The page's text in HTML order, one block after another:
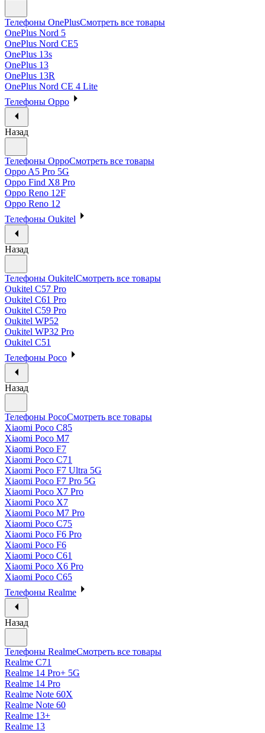
Телефоны OnePlusСмотреть все товары
OnePlus Nord 5
OnePlus Nord CE5
OnePlus 13s
OnePlus 13
OnePlus 13R
OnePlus Nord CE 4 Lite
Телефоны Oppo
Назад
Телефоны OppoСмотреть все товары
Oppo A5 Pro 5G
Oppo Find X8 Pro
Oppo Reno 12F
Oppo Reno 12
Телефоны Oukitel
Назад
Телефоны OukitelСмотреть все товары
Oukitel C57 Pro
Oukitel C61 Pro
Oukitel C59 Pro
Oukitel WP52
Oukitel WP32 Pro
Oukitel C51
Телефоны Poco
Назад
Телефоны PocoСмотреть все товары
Xiaomi Poco C85
Xiaomi Poco M7
Xiaomi Poco F7
Xiaomi Poco C71
Xiaomi Poco F7 Ultra 5G
Xiaomi Poco F7 Pro 5G
Xiaomi Poco X7 Pro
Xiaomi Poco X7
Xiaomi Poco M7 Pro
Xiaomi Poco C75
Xiaomi Poco F6 Pro
Xiaomi Poco F6
Xiaomi Poco C61
Xiaomi Poco X6 Pro
Xiaomi Poco C65
Телефоны Realme
Назад
Телефоны RealmeСмотреть все товары
Realme C71
Realme 14 Pro+ 5G
Realme 14 Pro
Realme Note 60X
Realme Note 60
Realme 13+
Realme 13